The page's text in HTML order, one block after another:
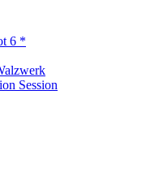
6 *
Session